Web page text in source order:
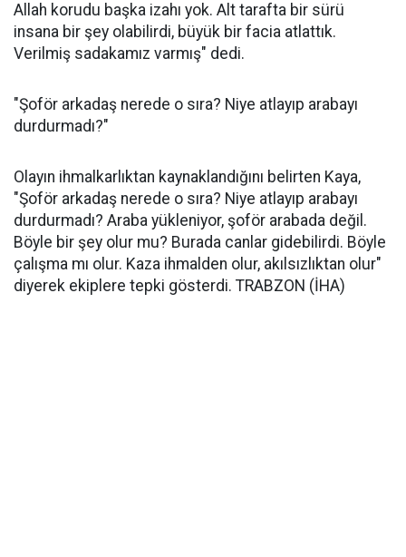
Allah korudu başka izahı yok. Alt tarafta bir sürü
insana bir şey olabilirdi, büyük bir facia atlattık.
Verilmiş sadakamız varmış" dedi.
"Şoför arkadaş nerede o sıra? Niye atlayıp arabayı
durdurmadı?"
Olayın ihmalkarlıktan kaynaklandığını belirten Kaya,
"Şoför arkadaş nerede o sıra? Niye atlayıp arabayı
durdurmadı? Araba yükleniyor, şoför arabada değil.
Böyle bir şey olur mu? Burada canlar gidebilirdi. Böyle
çalışma mı olur. Kaza ihmalden olur, akılsızlıktan olur"
diyerek ekiplere tepki gösterdi. TRABZON (İHA)